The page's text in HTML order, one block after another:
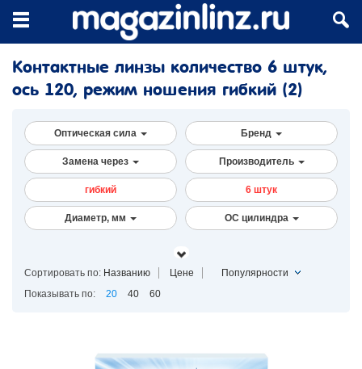
Контактные линзы количество 6 штук,
ось 120, режим ношения гибкий (2)
Оптическая сила Бренд
Замена через Производитель
гибкий 6 штук
Диаметр, мм ОС цилиндра
Сортировать по: Названию Цене
Популярности
Показывать по:
20 40 60